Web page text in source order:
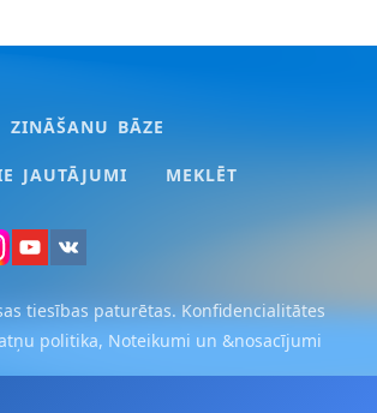
ZINĀŠANU BĀZE
JAUTĀJUMI MEKLĒT
tiesības paturētas. Konfidencialitātes
politika, Noteikumi un &nosacījumi